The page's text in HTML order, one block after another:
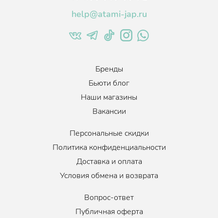
и уменьшает видимость купероза;
help@atami-jap.ru
Бренды
Бьюти блог
Наши магазины
Вакансии
Персональные скидки
Политика конфиденциальности
Доставка и оплата
Условия обмена и возврата
Вопрос-ответ
Публичная оферта